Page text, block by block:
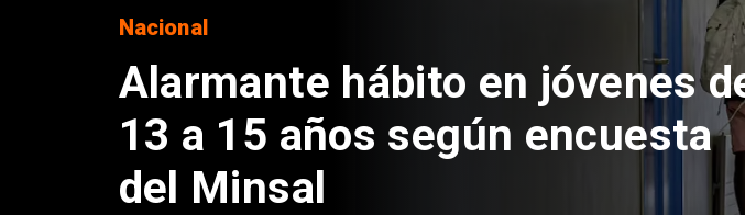
Regiones
Aprueban creación del Parque
Sebastián Piñera con inversión
de $4 mil millones